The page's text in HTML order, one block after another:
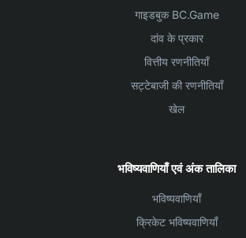
गाइडबुक BC.Game
दांव के प्रकार
वित्तीय रणनीतियाँ
सट्टेबाजी की रणनीतियाँ
खेल
भविष्यवाणियाँ एवं अंक तालिका
भविष्यवाणियाँ
क्रिकेट भविष्यवाणियाँ